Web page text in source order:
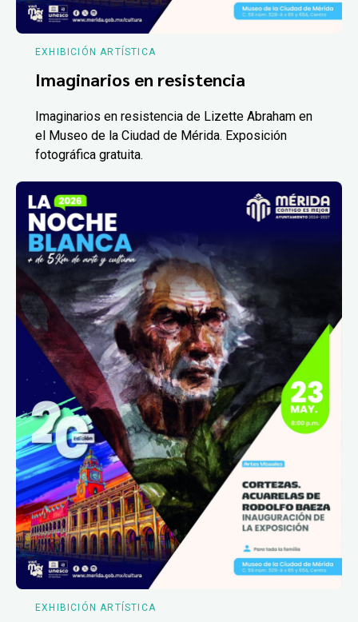
EXHIBICIÓN ARTÍSTICA
Imaginarios en resistencia
Imaginarios en resistencia de Lizette Abraham en
el Museo de la Ciudad de Mérida. Exposición
fotográfica gratuita.
EXHIBICIÓN ARTÍSTICA